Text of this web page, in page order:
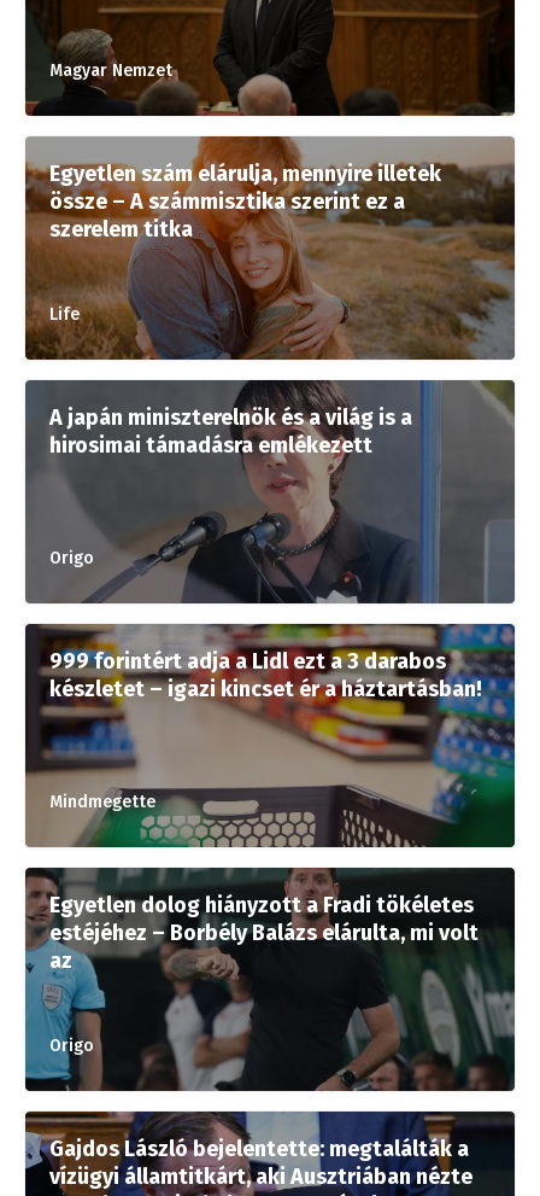
Magyar Nemzet
Egyetlen szám elárulja, mennyire illetek
össze – A számmisztika szerint ez a
szerelem titka
Life
A japán miniszterelnök és a világ is a
hirosimai támadásra emlékezett
Origo
999 forintért adja a Lidl ezt a 3 darabos
készletet – igazi kincset ér a háztartásban!
Mindmegette
Egyetlen dolog hiányzott a Fradi tökéletes
estéjéhez – Borbély Balázs elárulta, mi volt
az
Origo
Gajdos László bejelentette: megtalálták a
vízügyi államtitkárt, aki Ausztriában nézte